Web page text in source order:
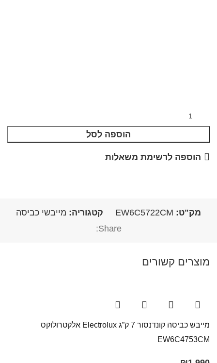
הוספה לסל
הוספה לרשימת משאלות
מק"ט: EW6C5722CM קטגוריה: מייבשי כביסה
Share:
מוצרים קשורים
מייבש כביסה קונדנסור 7 ק”ג Electrolux אלקטרולוקס
EW6C4753CM